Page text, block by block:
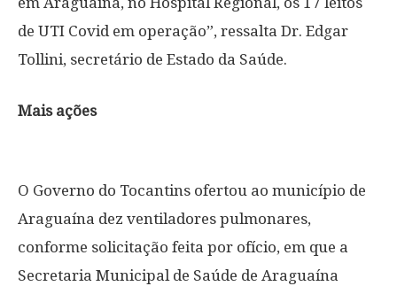
de UTI Covid em operação”, ressalta Dr. Edgar
Tollini, secretário de Estado da Saúde.
Mais ações
O Governo do Tocantins ofertou ao município de
Araguaína dez ventiladores pulmonares,
conforme solicitação feita por ofício, em que a
Secretaria Municipal de Saúde de Araguaína